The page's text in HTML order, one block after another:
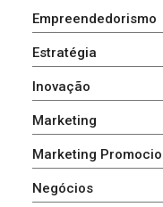
Empreendedorismo
Estratégia
Inovação
Marketing
Marketing
Negócios